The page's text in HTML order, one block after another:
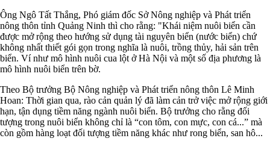
Ông Ngô Tất Thắng, Phó giám đốc Sở Nông nghiệp và Phát triển
nông thôn tỉnh Quảng Ninh thì cho rằng: "Khái niệm nuôi biển cần
được mở rộng theo hướng sử dụng tài nguyên biển (nước biển) chứ
không nhất thiết gói gọn trong nghĩa là nuôi, trồng thủy, hải sản trên
biển. Ví như mô hình nuôi cua lột ở Hà Nội và một số địa phương là
mô hình nuôi biển trên bờ.
Theo Bộ trưởng Bộ Nông nghiệp và Phát triển nông thôn Lê Minh
Hoan: Thời gian qua, rào cản quản lý đã làm cản trở việc mở rộng giới
hạn, tận dụng tiềm năng ngành nuôi biển. Bộ trưởng cho rằng đối
tượng trong nuôi biển không chỉ là “con tôm, con mực, con cá...” mà
còn gồm hàng loạt đối tượng tiềm năng khác như rong biển, san hô...